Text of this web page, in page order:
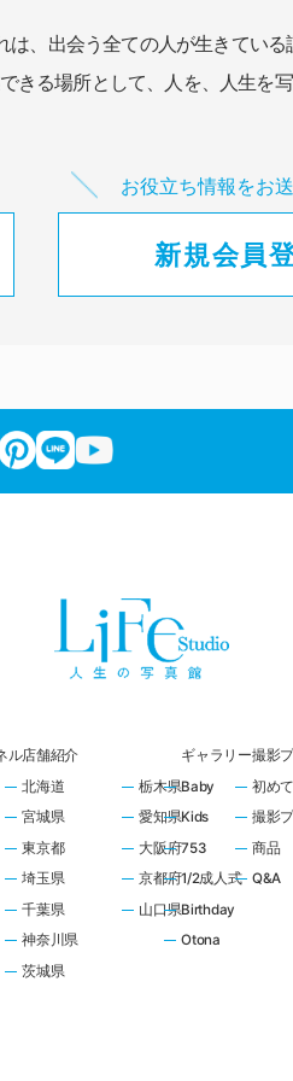
は、出会う全ての人が生きている
きる場所として、
人を、人生を
お役立ち情報をお
新規会員
ル店舗紹介
北海道
宮城県
東京都
埼玉県
千葉県
神奈川県
茨城県
栃木県
愛知県
大阪府
京都府
山口県
ギャラリー
Baby
Kids
753
1/2成人式
Birthday
Otona
撮影
初め
撮影
商品
Q&A